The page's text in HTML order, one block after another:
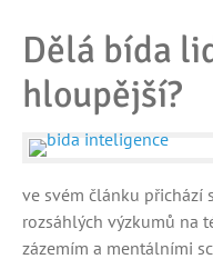
Dělá bída
hloupější?
ve svém článku přichází
rozsáhlých výzkumů na
zázemím a mentálními